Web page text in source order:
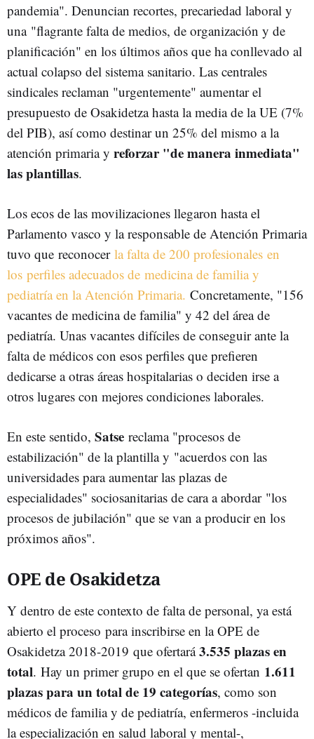
pandemia". Denuncian recortes, precariedad laboral y
una "flagrante falta de medios, de organización y de
planificación" en los últimos años que ha conllevado al
actual colapso del sistema sanitario. Las centrales
sindicales reclaman "urgentemente" aumentar el
presupuesto de Osakidetza hasta la media de la UE (7%
del PIB), así como destinar un 25% del mismo a la
atención primaria y reforzar "de manera inmediata"
las plantillas.
Los ecos de las movilizaciones llegaron hasta el
Parlamento vasco y la responsable de Atención Primaria
tuvo que reconocer la falta de 200 profesionales en
los perfiles adecuados de medicina de familia y
pediatría en la Atención Primaria. Concretamente, "156
vacantes de medicina de familia" y 42 del área de
pediatría. Unas vacantes difíciles de conseguir ante la
falta de médicos con esos perfiles que prefieren
dedicarse a otras áreas hospitalarias o deciden irse a
otros lugares con mejores condiciones laborales.
En este sentido, Satse reclama "procesos de
estabilización" de la plantilla y "acuerdos con las
universidades para aumentar las plazas de
especialidades" sociosanitarias de cara a abordar "los
procesos de jubilación" que se van a producir en los
próximos años".
OPE de Osakidetza
Y dentro de este contexto de falta de personal, ya está
abierto el proceso para inscribirse en la OPE de
Osakidetza 2018-2019 que ofertará3.535 plazas en
total. Hay un primer grupo en el que se ofertan 1.611
plazas para un total de 19 categorías, como son
médicos de familia y de pediatría, enfermeros -incluida
la especialización en salud laboral y mental-,